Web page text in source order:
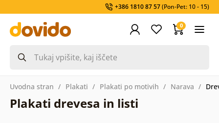
+386 1810 87 57(Pon-Pet: 10 - 15)
0
Uvodna stran Plakati Plakati po motivih Narava
Plakati drevesa in listi